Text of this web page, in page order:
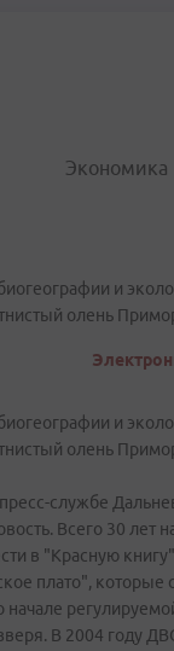
Экономика
и
олень
и
олень
службе
Всего 30 лет
в "Красную
плато",
В 2004 году